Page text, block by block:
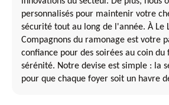
personnalisés pour maintenir votre
sécurité tout au long de l'année. À Le
Compagnons du ramonage est votre
confiance pour des soirées au coin du
sérénité. Notre devise est simple : la
pour que chaque foyer soit un havre